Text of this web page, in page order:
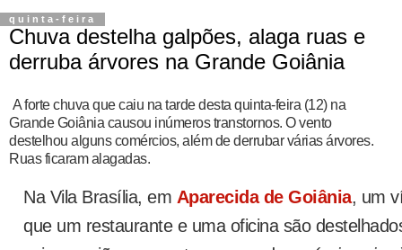
quinta-feira
Chuva destelha galpões, alaga ruas e
derruba árvores na Grande Goiânia
A forte chuva que caiu na tarde desta quinta-feira (12) na
Grande Goiânia causou inúmeros transtornos. O vento
destelhou alguns comércios, além de derrubar várias árvores.
Ruas ficaram alagadas.
Na Vila Brasília, em Aparecida de Goiânia, um
que um restaurante e uma oficina são